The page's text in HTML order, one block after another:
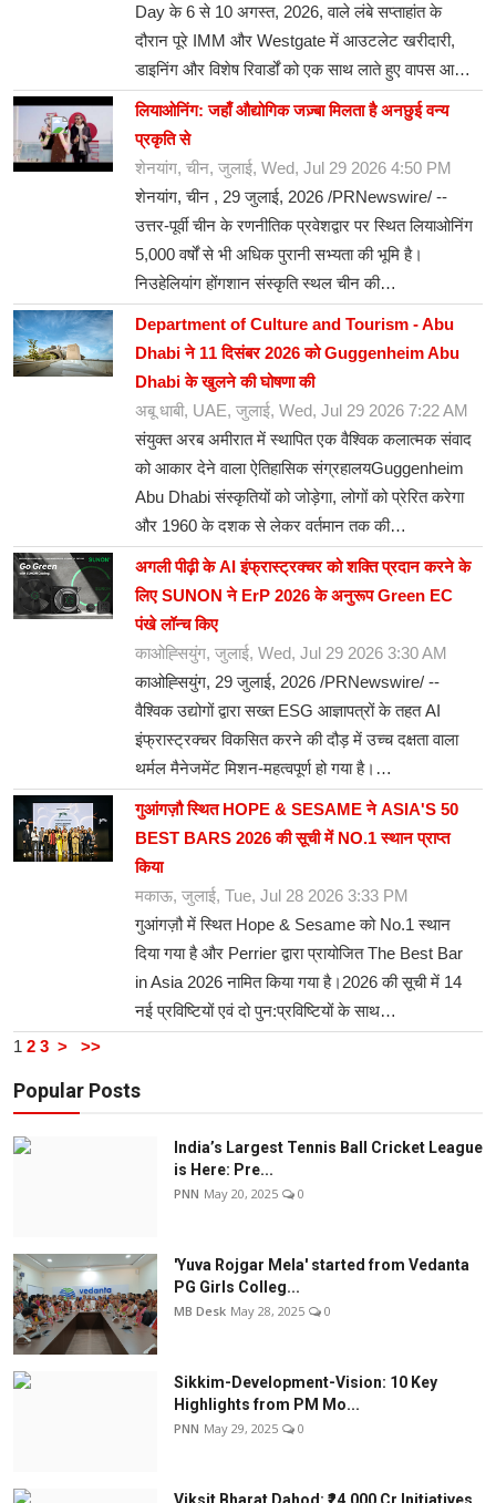
Day के 6 से 10 अगस्त, 2026, वाले लंबे सप्ताहांत के
दौरान पूरे IMM और Westgate में आउटलेट खरीदारी,
डाइनिंग और विशेष रिवार्डों को एक साथ लाते हुए वापस आ…
लियाओनिंग: जहाँ औद्योगिक जज़्बा मिलता है अनछुई वन्य
प्रकृति से
शेनयांग, चीन, जुलाई, Wed, Jul 29 2026 4:50 PM
शेनयांग, चीन , 29 जुलाई, 2026 /PRNewswire/ --
उत्तर-पूर्वी चीन के रणनीतिक प्रवेशद्वार पर स्थित लियाओनिंग
5,000 वर्षों से भी अधिक पुरानी सभ्यता की भूमि है।
निउहेलियांग होंगशान संस्कृति स्थल चीन की…
Department of Culture and Tourism - Abu
Dhabi ने 11 दिसंबर 2026 को Guggenheim Abu
Dhabi के खुलने की घोषणा की
अबू धाबी, UAE, जुलाई, Wed, Jul 29 2026 7:22 AM
संयुक्त अरब अमीरात में स्थापित एक वैश्विक कलात्मक संवाद
को आकार देने वाला ऐतिहासिक संग्रहालयGuggenheim
Abu Dhabi संस्कृतियों को जोड़ेगा, लोगों को प्रेरित करेगा
और 1960 के दशक से लेकर वर्तमान तक की…
अगली पीढ़ी के AI इंफ्रास्ट्रक्चर को शक्ति प्रदान करने के
लिए SUNON ने ErP 2026 के अनुरूप Green EC
पंखे लॉन्च किए
काओह्सियुंग, जुलाई, Wed, Jul 29 2026 3:30 AM
काओह्सियुंग, 29 जुलाई, 2026 /PRNewswire/ --
वैश्विक उद्योगों द्वारा सख्त ESG आज्ञापत्रों के तहत AI
इंफ्रास्ट्रक्चर विकसित करने की दौड़ में उच्च दक्षता वाला
थर्मल मैनेजमेंट मिशन-महत्वपूर्ण हो गया है।…
गुआंगज़ौ स्थित HOPE & SESAME ने ASIA'S 50
BEST BARS 2026 की सूची में NO.1 स्थान प्राप्त
किया
मकाऊ, जुलाई, Tue, Jul 28 2026 3:33 PM
गुआंगज़ौ में स्थित Hope & Sesame को No.1 स्थान
दिया गया है और Perrier द्वारा प्रायोजित The Best Bar
in Asia 2026 नामित किया गया है।2026 की सूची में 14
नई प्रविष्टियों एवं दो पुन:प्रविष्टियों के साथ…
1 2 3 > >>
Popular Posts
India’s Largest Tennis Ball Cricket League
is Here: Pre...
PNN May 20, 2025 0
'Yuva Rojgar Mela' started from Vedanta
PG Girls Colleg...
MB Desk May 28, 2025 0
Sikkim-Development-Vision: 10 Key
Highlights from PM Mo...
PNN May 29, 2025 0